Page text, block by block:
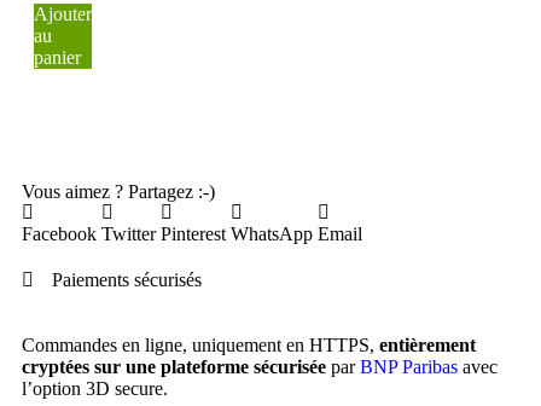
Ajouter
au
panier
Vous aimez ? Partagez :-)
Facebook Twitter Pinterest WhatsApp Email
Paiements sécurisés
Commandes en ligne, uniquement en HTTPS, entièrement
cryptées sur une plateforme sécurisée parBNP Paribas avec
l’option 3D secure.